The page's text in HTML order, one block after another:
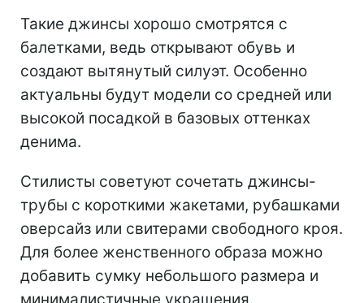
Такие джинсы хорошо смотрятся с
балетками, ведь открывают обувь и
создают вытянутый силуэт. Особенно
актуальны будут модели со средней или
высокой посадкой в базовых оттенках
денима.
Стилисты советуют сочетать джинсы-
трубы с короткими жакетами, рубашками
оверсайз или свитерами свободного кроя.
Для более женственного образа можно
добавить сумку небольшого размера и